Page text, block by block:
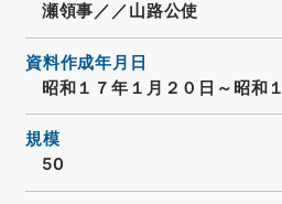
瀬領事／／山路公使
資料作成年月日
昭和１７年１月２０日～昭和
規模
50